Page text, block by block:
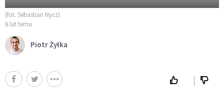
(fot. Sebastian Nycz)
6 lat temu
Piotr Żyłka